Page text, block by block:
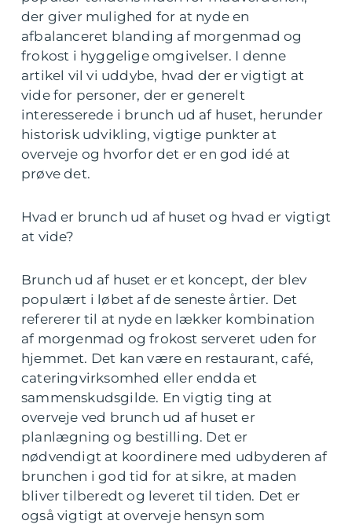
der giver mulighed for at nyde en
afbalanceret blanding af morgenmad og
frokost i hyggelige omgivelser. I denne
artikel vil vi uddybe, hvad der er vigtigt at
vide for personer, der er generelt
interesserede i brunch ud af huset, herunder
historisk udvikling, vigtige punkter at
overveje og hvorfor det er en god idé at
prøve det.
Hvad er brunch ud af huset og hvad er vigtigt
at vide?
Brunch ud af huset er et koncept, der blev
populært i løbet af de seneste årtier. Det
refererer til at nyde en lækker kombination
af morgenmad og frokost serveret uden for
hjemmet. Det kan være en restaurant, café,
cateringvirksomhed eller endda et
sammenskudsgilde. En vigtig ting at
overveje ved brunch ud af huset er
planlægning og bestilling. Det er
nødvendigt at koordinere med udbyderen af
brunchen i god tid for at sikre, at maden
bliver tilberedt og leveret til tiden. Det er
også vigtigt at overveje hensyn som